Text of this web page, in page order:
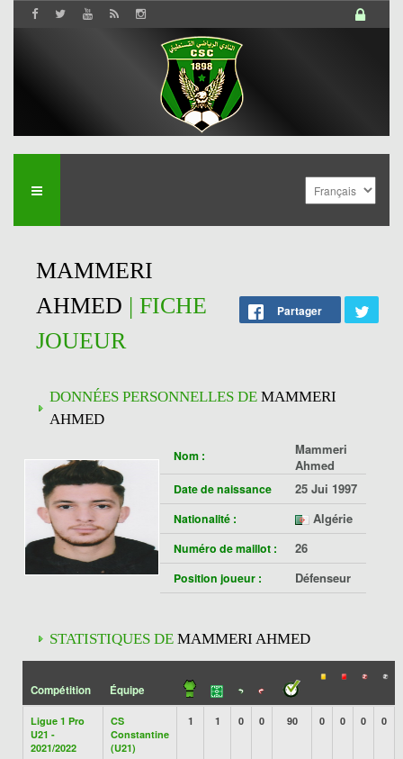
MAMMERI
AHMED | FICHE
JOUEUR
Partager
DONNÉES PERSONNELLES DE MAMMERI
AHMED
Nom :
Mammeri
Ahmed
Date de naissance 25 Jui 1997
Nationalité : Algérie
Numéro de maillot : 26
Position joueur : Défenseur
STATISTIQUES DE MAMMERI AHMED
Compétition Équipe
Ligue 1 Pro
U21 -
2021/2022
CS
Constantine
(U21)
1 1 0 0 90 0 0 0 0